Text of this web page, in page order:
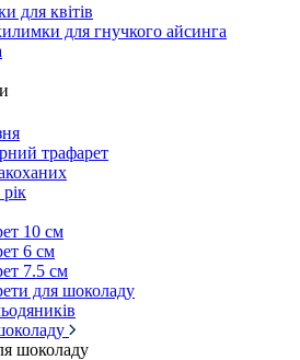
для квітів
для гнучкого айсинга
трафарет
10 см
6 см
7.5 см
для шоколаду
шоколаду